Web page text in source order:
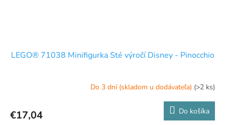
LEGO® 71038 Minifigurka Sté výročí Disney - Pinocchio
Do 3 dní (skladom u dodávateľa) (>2 ks)
€17,04 Do košíka